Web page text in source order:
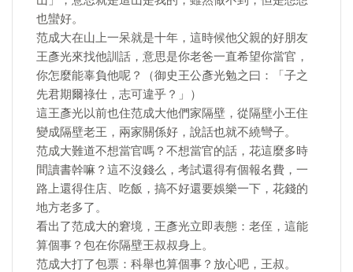
也蠻好。
范成大在山上一呆就是十年，這時候他父親的好朋友
王彥光來找他訓話，意思是你老爸一直希望你當官，
你怎麼能辜負他呢？（御史王公彥光勉之曰：「子之
先君期爾祿仕，志可違乎？」）
這王彥光以前也住范成大他們家隔壁，從隔壁小王住
變成隔壁老王，兩家關係好，說話也就不繞彎子。
范成大難道不想當官嗎？不想當官的話，花這麼多時
間讀書幹嘛？這不沒錢么，考試還得有個報名費，一
路上還得住店、吃飯，搞不好還要娛樂一下，花錢的
地方老多了。
看出了范成大的窘境，王彥光立即表態：老侄，這能
算個事？包在你隔壁王叔叔身上。
范成大打了包票：科舉也算個事？放心吧，王叔。